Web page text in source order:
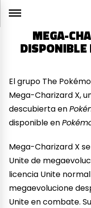
MEGA-
El grupo The
Mega-Charizard X,
descubierta en
disponible en
Mega-Charizard X
Unite de
licencia Unite
megaevolucione
Unite en combate.